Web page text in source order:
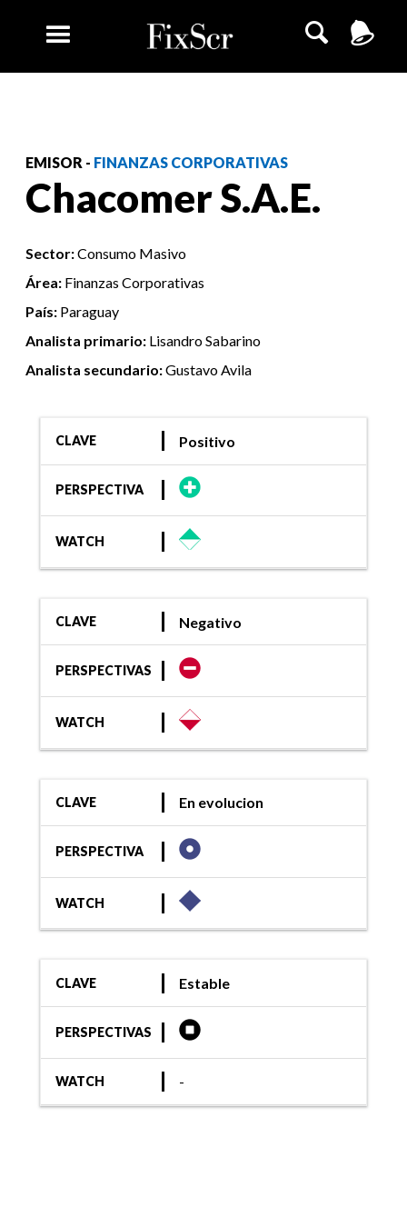
EMISOR - FINANZAS CORPORATIVAS
Chacomer S.A.E.
Sector:Consumo Masivo
Área: Finanzas Corporativas
País: Paraguay
Analista primario: Lisandro Sabarino
Analista secundario:Gustavo Avila
CLAVE Positivo
PERSPECTIVA
WATCH
CLAVE Negativo
PERSPECTIVAS
WATCH
CLAVE En evolucion
PERSPECTIVA
WATCH
CLAVE Estable
PERSPECTIVAS
WATCH -